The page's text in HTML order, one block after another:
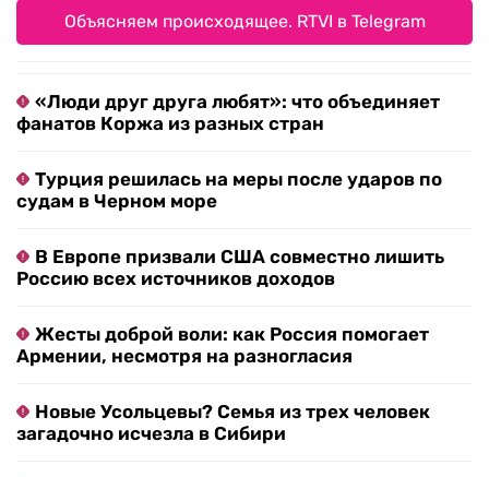
Объясняем происходящее. RTVI в Telegram
«Люди друг друга любят»: что объединяет
фанатов Коржа из разных стран
Турция решилась на меры после ударов по
судам в Черном море
В Европе призвали США совместно лишить
Россию всех источников доходов
Жесты доброй воли: как Россия помогает
Армении, несмотря на разногласия
Новые Усольцевы? Семья из трех человек
загадочно исчезла в Сибири